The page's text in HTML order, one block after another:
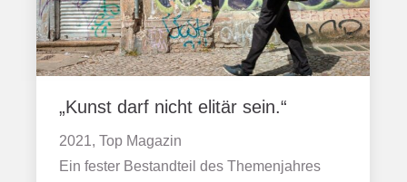
„Kunst darf nicht elitär sein.“
2021, Top Magazin
Ein fester Bestandteil des Themenjahres